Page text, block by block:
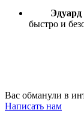
Эдуард
быстро и
Вас обманули в
Написать нам